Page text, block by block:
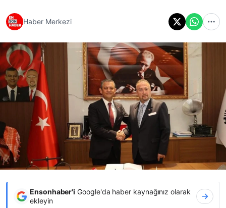
Haber Merkezi
Ensonhaber'i Google'da haber kaynağınız olarak
ekleyin